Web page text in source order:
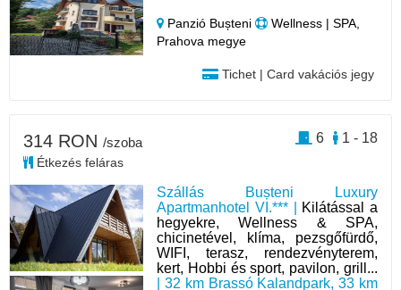
Panzió Bușteni
Wellness | SPA,
Prahova megye
Tichet | Card vakációs jegy
Szállás Bușteni Luxury
Apartmanhotel VI.*** |
Kilátással a
hegyekre, Wellness & SPA,
chicinetével, klíma, pezsgőfürdő,
WIFI, terasz, rendezvényterem,
kert, Hobbi és sport, pavilon, grill...
| 32 km Brassó Kalandpark, 33 km
314 RON /szoba
Étkezés feláras
1 - 18
6